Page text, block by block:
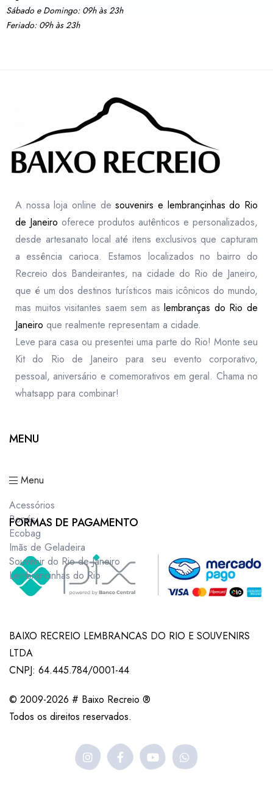
Sábado e Domingo: 09h às 23h
Feriado: 09h às 23h
A nossa loja online desouvenirs e lembrançinhas do Rio
de Janeiro oferece produtos autênticos e personalizados,
desde artesanato local até itens exclusivos que capturam
a essência carioca. Estamos localizados no bairro do
Recreio dos Bandeirantes, na cidade do Rio de Janeiro,
que é um dos destinos turísticos mais icônicos do mundo,
mas muitos visitantes saem sem aslembranças do Rio de
Janeiro que realmente representam a cidade.
Leve para casa ou presentei uma parte do Rio! Monte seu
Kit do Rio de Janeiro para seu evento corporativo,
pessoal, aniversário e comemorativos em geral. Chama no
whatsapp para combinar!
MENU
Menu
Acessórios
Bonés
Ecobag
Imãs de Geladeira
Souvenir do Rio de Janeiro
Lembrancinhas do Rio
FORMAS DE PAGAMENTO
BAIXO RECREIO LEMBRANCAS DO RIO E SOUVENIRS
LTDA
CNPJ: 64.445.784/0001-44
© 2009-2026 # Baixo Recreio ®
Todos os direitos reservados.